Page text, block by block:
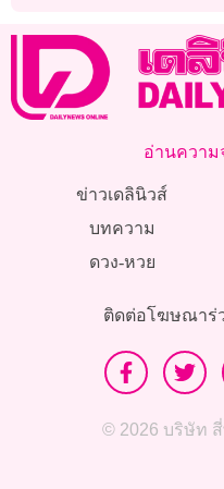
อ่านความ
ข่าวเดลินิวส์
บทความ
ดวง-หวย
ติดต่อโฆษณาร่
© 2026 บริษัท